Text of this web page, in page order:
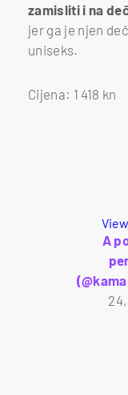
zamisliti i na
jer ga je njen
uniseks.
Cijena: 1 418 kn
A